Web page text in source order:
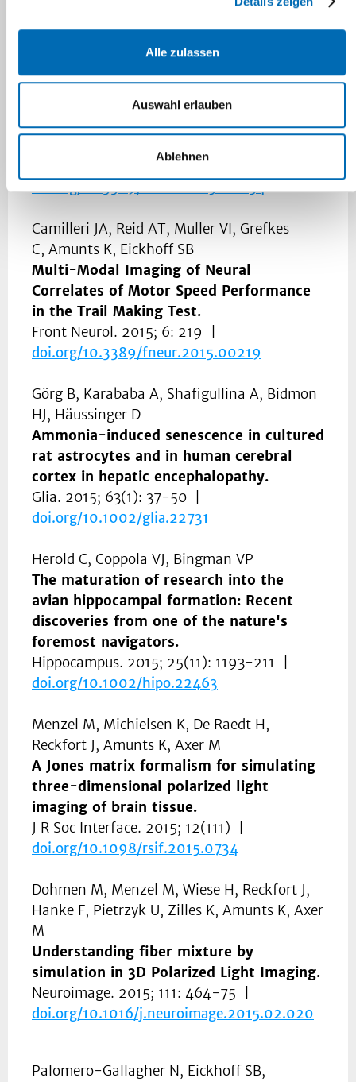
Alle zulassen
Auswahl erlauben
Ablehnen
Cytoarchitectonic mapping of the human
brain cerebellar nuclei in stereotaxic
space and delineation of their co-
Front Neuroanat. 2015; 9: 54 |
doi.org/10.3389/fnana.2015.00054
Camilleri JA, Reid AT, Muller VI, Grefkes
C, Amunts K, Eickhoff SB
Multi-Modal Imaging of Neural
Correlates of Motor Speed Performance
in the Trail Making Test.
Front Neurol. 2015; 6: 219 |
doi.org/10.3389/fneur.2015.00219
Görg B, Karababa A, Shafigullina A, Bidmon
HJ, Häussinger D
Ammonia-induced senescence in cultured
rat astrocytes and in human cerebral
cortex in hepatic encephalopathy.
Glia. 2015; 63(1): 37-50 |
doi.org/10.1002/glia.22731
Herold C, Coppola VJ, Bingman VP
The maturation of research into the
avian hippocampal formation: Recent
discoveries from one of the nature's
foremost navigators.
Hippocampus. 2015; 25(11): 1193-211 |
doi.org/10.1002/hipo.22463
Menzel M, Michielsen K, De Raedt H,
Reckfort J, Amunts K, Axer M
A Jones matrix formalism for simulating
three-dimensional polarized light
imaging of brain tissue.
J R Soc Interface. 2015; 12(111) |
doi.org/10.1098/rsif.2015.0734
Dohmen M, Menzel M, Wiese H, Reckfort J,
Hanke F, Pietrzyk U, Zilles K, Amunts K, Axer
M
Understanding fiber mixture by
simulation in 3D Polarized Light Imaging.
Neuroimage. 2015; 111: 464-75 |
doi.org/10.1016/j.neuroimage.2015.02.020
Palomero-Gallagher N, Eickhoff SB,